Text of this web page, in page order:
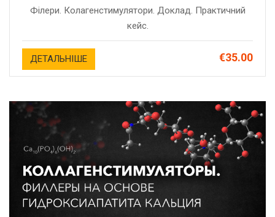
Філери. Колагенстимулятори. Доклад. Практичний
кейс.
ДЕТАЛЬНІШЕ €35.00